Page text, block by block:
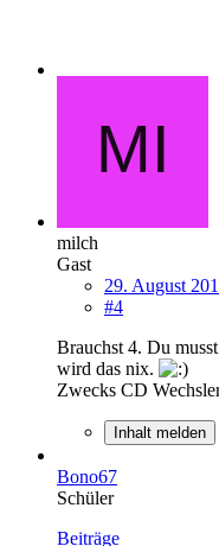
milch
Gast
29. August
#4
Brauchst 4. Du
wird das nix.
Zwecks CD
Inhalt melden
Bono67
Schüler
Beiträge